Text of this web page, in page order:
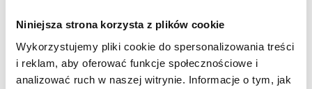
Niniejsza strona korzysta z plików cookie
Wykorzystujemy pliki cookie do spersonalizowania treści
i reklam, aby oferować funkcje społecznościowe i
analizować ruch w naszej witrynie. Informacje o tym, jak
Mieszanka Krakowska na Okrągło